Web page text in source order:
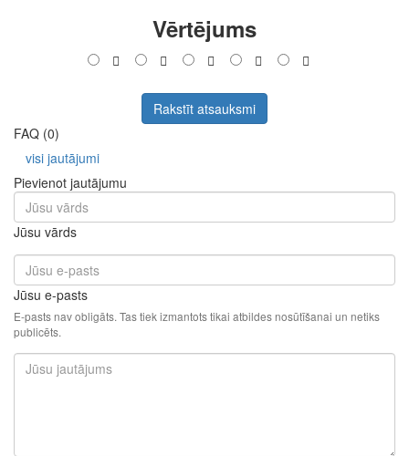
Vērtējums
Rakstīt atsauksmi
FAQ (0)
visi jautājumi
Pievienot jautājumu
Jūsu vārds
Jūsu e-pasts
E-pasts nav obligāts. Tas tiek izmantots tikai atbildes nosūtīšanai un netiks
publicēts.